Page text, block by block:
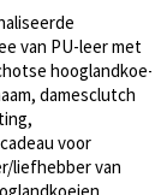
cadeau voor
oma/vrouwen/